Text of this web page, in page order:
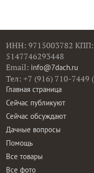
ИНН: 9715003782
5147746293448
Email: info@7dach.ru
Тел: +7 (916) 710-7449
Главная страница
Сейчас публикуют
Сейчас обсуждают
Дачные вопросы
Помощь
Все товары
Все фото